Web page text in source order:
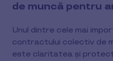
de muncă pentru
Unul dintre cele mai
contractului colectiv de
este claritatea și